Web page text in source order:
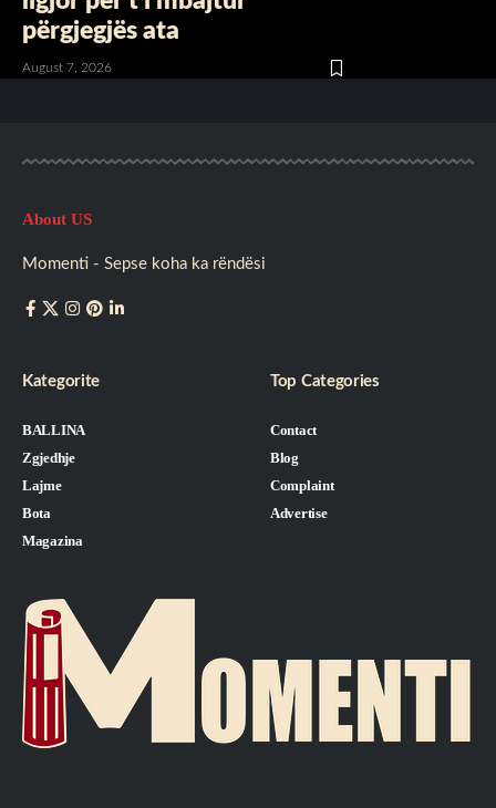
përgjegjës ata
August 7, 2026
About US
Momenti - Sepse koha ka rëndësi
Kategorite
BALLINA
Zgjedhje
Lajme
Bota
Magazina
Top Categories
Contact
Blog
Complaint
Advertise